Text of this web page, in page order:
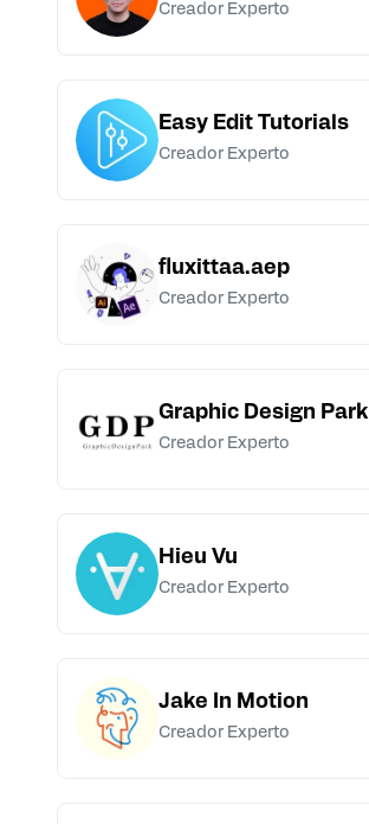
Creador Experto
Easy Edit Tutorials
Creador Experto
fluxittaa.aep
Creador Experto
Graphic Design Park
Creador Experto
Hieu Vu
Creador Experto
Jake In Motion
Creador Experto